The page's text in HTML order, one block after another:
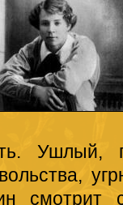
Ушлый,
смотрит